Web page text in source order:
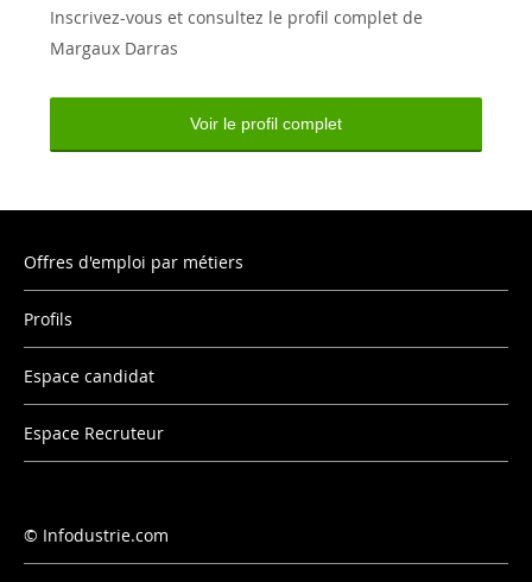
Inscrivez-vous et consultez le profil complet de
Margaux Darras
Voir le profil complet
Offres d'emploi par métiers
Profils
Espace candidat
Espace Recruteur
Infodustrie.com